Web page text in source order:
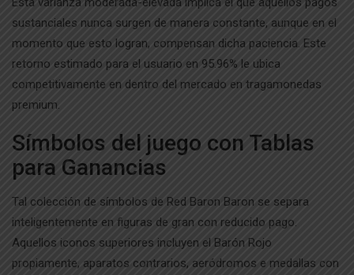
sustanciales nunca surgen de manera constante, aunque en el
momento que esto logran, compensan dicha paciencia. Este
retorno estimado para el usuario en 95.96% le ubica
competitivamente en dentro del mercado en tragamonedas
premium.
Símbolos del juego con Tablas
para Ganancias
Tal colección de símbolos de Red Baron Baron se separa
inteligentemente en figuras de gran con reducido pago.
Aquellos iconos superiores incluyen el Barón Rojo
propiamente, aparatos contrarios, aeródromos e medallas con